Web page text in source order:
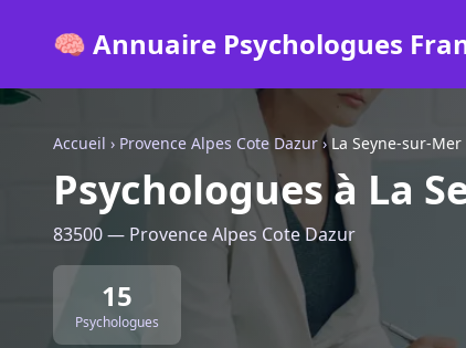
🧠 Annuaire Psychologues
Accueil › Provence Alpes Cote Dazur›La Seyne-sur-Mer
Psychologues à La
83500 — Provence Alpes Cote Dazur
15
Psychologues